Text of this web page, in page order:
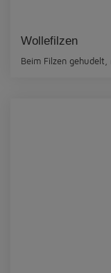
Wollefilzen
Beim Filzen